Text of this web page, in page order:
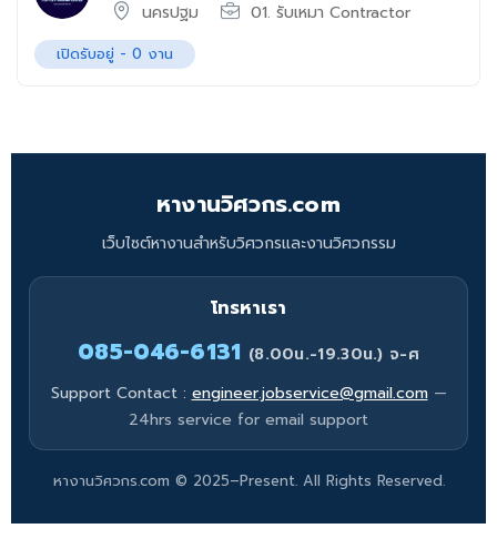
นครปฐม 01. รับเหมา Contractor
เปิดรับอยู่ - 0 งาน
หางานวิศวกร.com
เว็บไซต์หางานสำหรับวิศวกรและงานวิศวกรรม
โทรหาเรา
085-046-6131 (8.00น.-19.30น.) จ-ศ
Support Contact : engineer.jobservice@gmail.com —
24hrs service for email support
หางานวิศวกร.com © 2025–Present. All Rights Reserved.